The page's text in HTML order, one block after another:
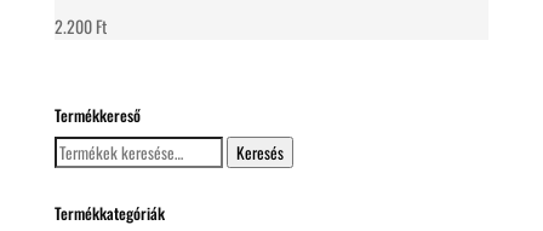
2.200Ft
Termékkereső
Keresés
a
Keresés
Termékkategóriák